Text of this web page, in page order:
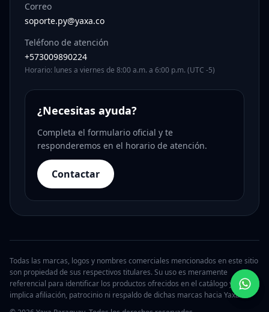
Correo
soporte.py@yaxa.co
Teléfono de atención
+573009890224
Horario: lunes a viernes de 8:00 a.m. a 6:00 p.m. (UTC -5)
¿Necesitas ayuda?
Completa el formulario oficial y te
responderemos en el horario de atención.
Contactar
Todas las marcas, logos y nombres comerciales mencionados en este sitio
son propiedad de sus respectivos titulares. Su uso es meramente
referencial para identificar los productos ofrecidos en el catálogo y no
implica afiliación, patrocinio ni respaldo de dichas marcas hacia Yaxa.